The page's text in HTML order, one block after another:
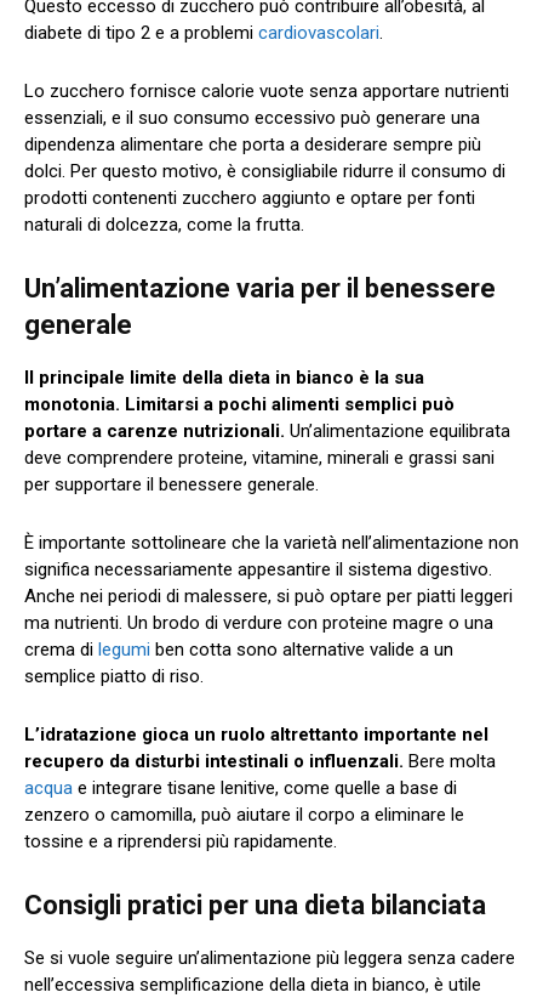
Questo eccesso di zucchero può contribuire all’obesità, al
diabete di tipo 2 e a problemi cardiovascolari.
Lo zucchero fornisce calorie vuote senza apportare nutrienti
essenziali, e il suo consumo eccessivo può generare una
dipendenza alimentare che porta a desiderare sempre più
dolci. Per questo motivo, è consigliabile ridurre il consumo di
prodotti contenenti zucchero aggiunto e optare per fonti
naturali di dolcezza, come la frutta.
Un’alimentazione varia per il benessere
generale
Il principale limite della dieta in bianco è la sua
monotonia. Limitarsi a pochi alimenti semplici può
portare a carenze nutrizionali. Un’alimentazione equilibrata
deve comprendere proteine, vitamine, minerali e grassi sani
per supportare il benessere generale.
È importante sottolineare che la varietà nell’alimentazione non
significa necessariamente appesantire il sistema digestivo.
Anche nei periodi di malessere, si può optare per piatti leggeri
ma nutrienti. Un brodo di verdure con proteine magre o una
crema di legumi ben cotta sono alternative valide a un
semplice piatto di riso.
L’idratazione gioca un ruolo altrettanto importante nel
recupero da disturbi intestinali o influenzali. Bere molta
acqua e integrare tisane lenitive, come quelle a base di
zenzero o camomilla, può aiutare il corpo a eliminare le
tossine e a riprendersi più rapidamente.
Consigli pratici per una dieta bilanciata
Se si vuole seguire un’alimentazione più leggera senza cadere
nell’eccessiva semplificazione della dieta in bianco, è utile